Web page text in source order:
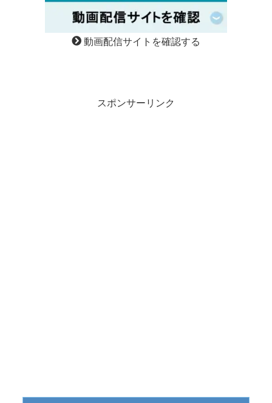
動画配信サイトを確認する
スポンサーリンク